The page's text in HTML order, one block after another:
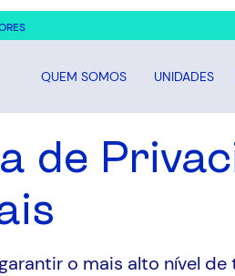
QUEM SOMOS UNIDADES
de
o mais alto nível